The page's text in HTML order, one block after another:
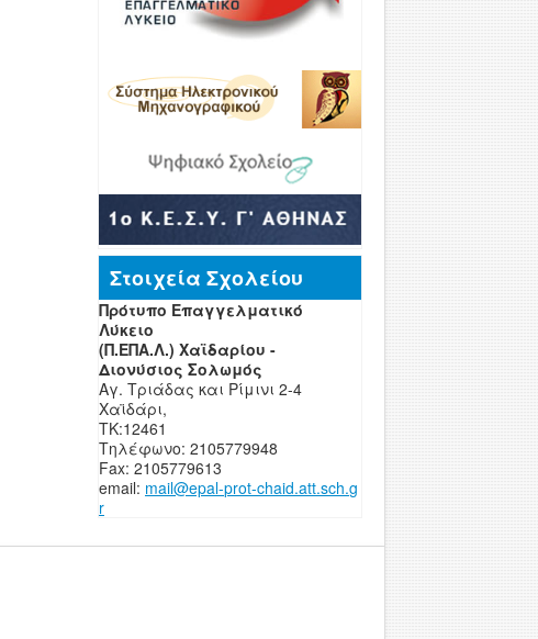
Στοιχεία Σχολείου
Πρότυπο Επαγγελματικό
Λύκειο
(Π.ΕΠΑ.Λ.) Χαϊδαρίου -
Διονύσιος Σολωμός
Αγ. Τριάδας και Ρίμινι 2-4
Χαϊδάρι,
ΤΚ:12461
Τηλέφωνο: 2105779948
Fax: 2105779613
email: mail@epal-prot-chaid.att.sch.g
r